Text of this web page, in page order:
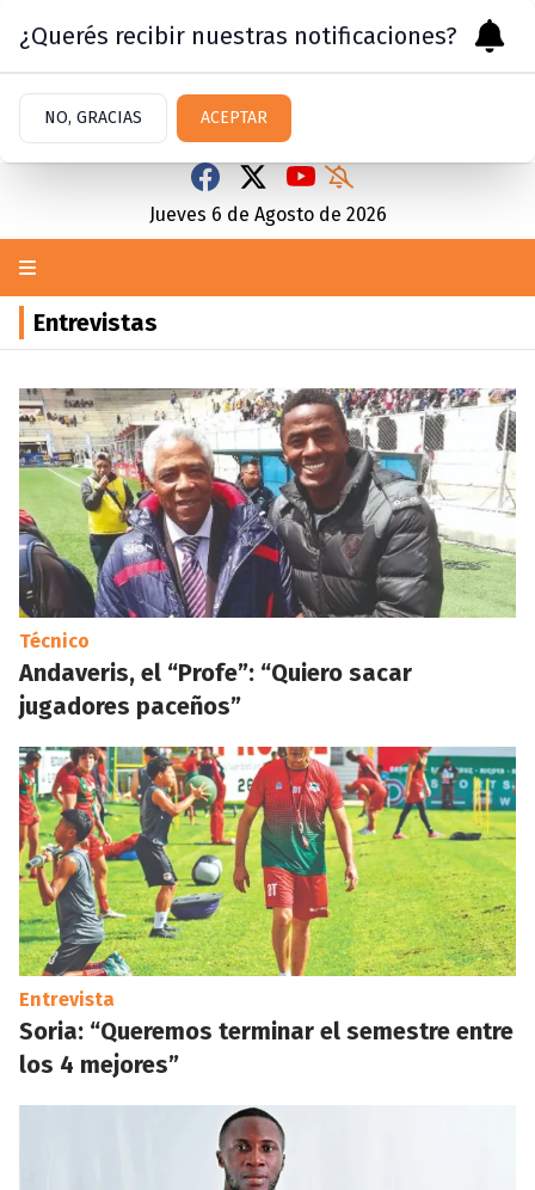
Jueves 6 de Agosto de 2026
Entrevistas
Técnico
Andaveris, el “Profe”: “Quiero sacar
jugadores paceños”
Entrevista
Soria: “Queremos terminar el semestre entre
los 4 mejores”
¿Querés recibir nuestras notificaciones?
NO, GRACIAS ACEPTAR